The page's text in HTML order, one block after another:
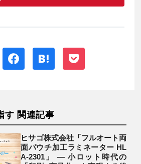
す 関連記事
ヒサゴ株式会社「フルオート両
面パウチ加工ラミネーター HL
A-2301」 ― 小ロット時代の